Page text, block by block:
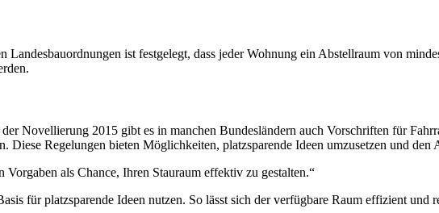
ist festgelegt, dass jeder Wohnung ein Abstellraum von
Novellierung 2015 gibt es in manchen Bundesländern auch Vorschriften für
Diese Regelungen bieten Möglichkeiten, platzsparende Ideen umzusetzen und den
als Chance, Ihren Stauraum effektiv zu gestalten.“
für platzsparende Ideen nutzen. So lässt sich der verfügbare Raum effizient und